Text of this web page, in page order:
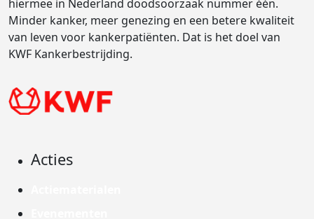
hiermee in Nederland doodsoorzaak nummer één.
Minder kanker, meer genezing en een betere kwaliteit
van leven voor kankerpatiënten. Dat is het doel van
KWF Kankerbestrijding.
Acties